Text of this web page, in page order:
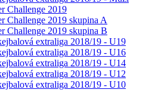
Challenge 2019
Challenge 2019 skupina A
Challenge 2019 skupina B
extraliga 2018/19 - U19
extraliga 2018/19 - U16
extraliga 2018/19 - U14
extraliga 2018/19 - U12
extraliga 2018/19 - U10